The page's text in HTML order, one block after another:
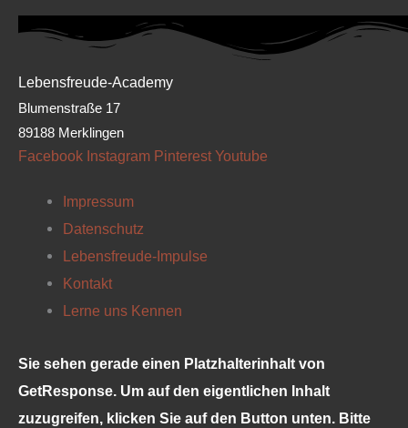
Lebensfreude-Academy
Blumenstraße 17
89188 Merklingen
Facebook Instagram Pinterest Youtube
Impressum
Datenschutz
Lebensfreude-Impulse
Kontakt
Lerne uns Kennen
Sie sehen gerade einen Platzhalterinhalt von
GetResponse. Um auf den eigentlichen Inhalt
zuzugreifen, klicken Sie auf den Button unten. Bitte